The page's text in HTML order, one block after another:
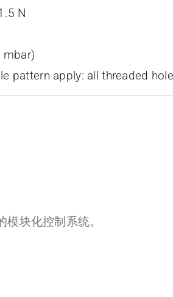
N
mbar)
pattern apply: all threaded
块化控制系统。